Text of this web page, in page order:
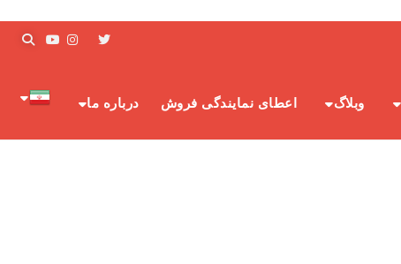
وبلاگ اعطای نمایندگی فروش درباره ما